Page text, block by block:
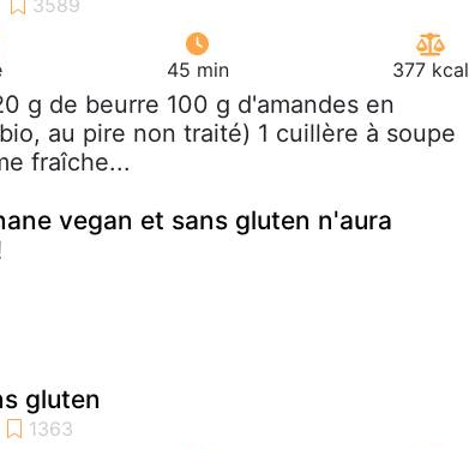
45 min 377 kcal
g de beurre 100 g d'amandes en
au pire non traité) 1 cuillère à soupe
fraîche...
vegan et sans gluten n'aura
gluten